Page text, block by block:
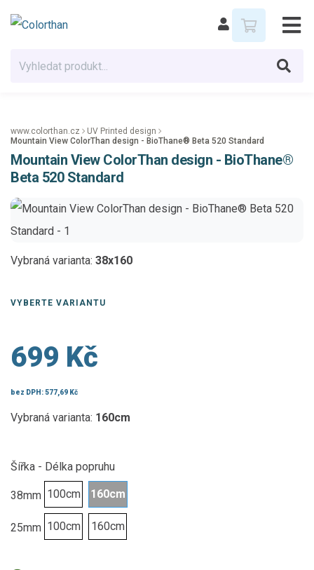
www.colorthan.cz
UV Printed design
Mountain View ColorThan design - BioThane® Beta 520 Standard
Mountain View ColorThan design - BioThane®
Beta 520 Standard
Vybraná varianta: 38x160
VYBERTE VARIANTU
699 Kč
bez DPH:577,69 Kč
Vybraná varianta: 160cm
Šířka - Délka popruhu
38mm 100cm 160cm
25mm 100cm 160cm